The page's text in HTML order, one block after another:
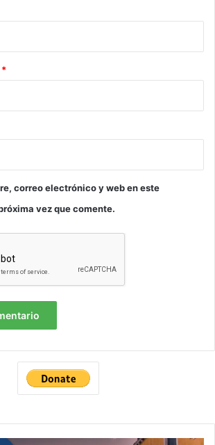
*
correo electrónico y web en este
vez que comente.